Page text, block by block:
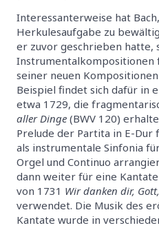
Interessanterweise hat
Herkulesaufgabe zu
er zuvor geschrieben hatte,
Instrumentalkompositionen
seiner neuen
Beispiel findet sich dafür in
etwa 1729, die
aller Dinge (BWV 120)
Prelude der Partita in E-Dur
als instrumentale Sinfonia
Orgel und Continuo
dann weiter für eine
von 1731 Wir danken dir,
verwendet. Die Musik des
Kantate wurde in